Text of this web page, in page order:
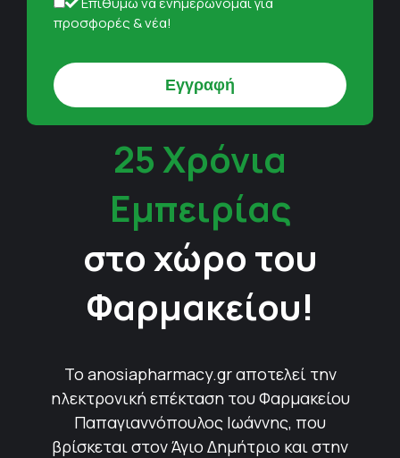
προσφορές & νέα!
25 Χρόνια
Εμπειρίας
στο χώρο του
Φαρμακείου!
Το anosiapharmacy.gr αποτελεί την
ηλεκτρονική επέκταση του Φαρμακείου
Παπαγιαννόπουλος Ιωάννης, που
βρίσκεται στον Άγιο Δημήτριο και στην